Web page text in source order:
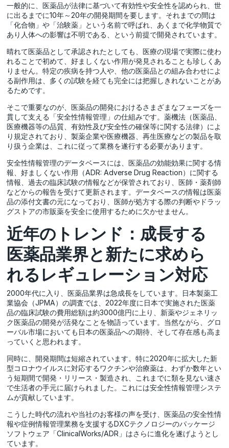
一般的に、医薬品が法律に基づいて有効性や安全性を認められ、世
に出るまでに10年～20年の開発期間を要します。それまでの間は
「化合物」や「治験薬」という名前で呼ばれ、あくまで化学物質で
あり人体への影響は不明である、という前提で開発されています。
晴れて医薬品として承認されたとしても、医療の現場で実際に使わ
れることで初めて、好ましくない作用が発見されることも珍しくあ
りません。特定の疾病を持つ人や、他の医薬品との組み合わせによ
る副作用は、多くの試験を経ても完全には把握しきれないことがあ
るためです。
そこで重要なのが、医薬品の開発におけるさまざまなフェーズを一
貫して支える「安全性情報管理」の仕組みです。薬機法（医薬品、
医療機器等の品質、有効性及び安全性の確保等に関する法律）によ
り規定されており、製薬企業や医療機器、再生医療などの製品を取
り扱う企業は、これに従って業務を遂行する必要があります。
安全性情報管理のデータベースには、医薬品の効能効果に関する情
報、好ましくない作用（ADR: Adverse Drug Reaction）に関する
情報、過去の臨床試験の情報などが保管されており、医師・薬剤師
などからの報告を受けて更新されます。データベースの情報は医薬
品の添付文書の元になっており、医師が処方する際の判断やドラッ
グストアの市販薬を安全に使用するために欠かせません。
近年のトレンド：成長する
医薬品業界と新たに求めら
れるレギュレーション対応
2000年代に入り、医薬品業界は急成長をしています。日本製薬工
業協会（JPMA）の調査では、2022年度に日本で実施された医薬
品の臨床試験の費用総額は約3000億円に上り、新薬やジェネリッ
ク医薬品の開発が活発なことを物語っています。当然ながら、グロ
ーバル市場においても日本の医薬品への期待、そして存在感も高ま
っていくと思われます。
同時に、開発期間は短縮されています。特に2020年に拡大した新
型コロナウイルスに対応するワクチンや治療薬は、わずか数年とい
う短期間で開発・リリース・製造され、これまでに類を見ない速さ
で生活者の手元に届けられました。これには安全性情報管理システ
ムが貢献しています。
こうした時代の流れや当社のお客様の声を受け、医薬品の安全性情
報や症例情報管理業務を支援するDXCテクノロジーのパッケージ
ソフトウェア「ClinicalWorks/ADR」はさらに進化を遂げようとし
ています。